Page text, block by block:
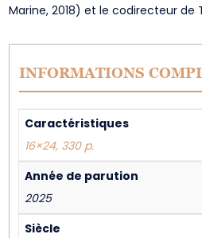
Marine, 2018) et le codirecteur de
INFORMATIONS
Caractéristiques
16×24, 330 p.
Année de parution
2025
Siècle